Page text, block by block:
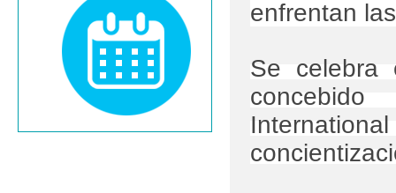
enfrentan
Se
International